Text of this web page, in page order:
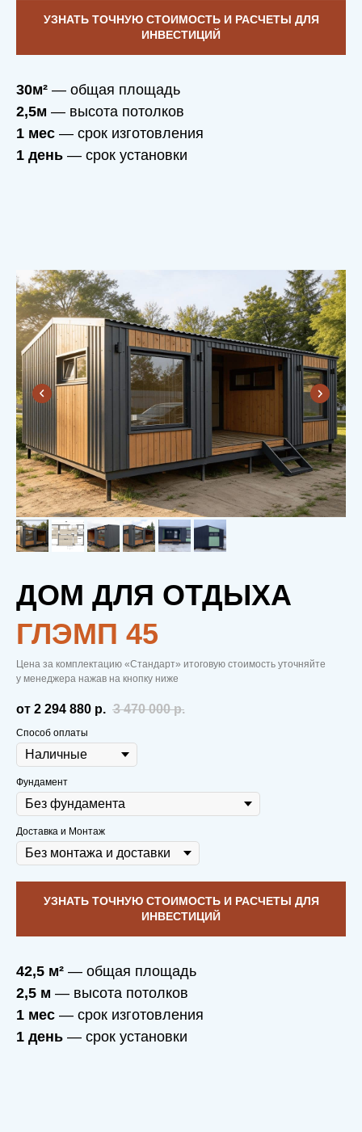
УЗНАТЬ ТОЧНУЮ СТОИМОСТЬ И РАСЧЕТЫ ДЛЯ
ИНВЕСТИЦИЙ
30м² — общая площадь
2,5м — высота потолков
1 мес — срок изготовления
1 день — срок установки
ДОМ ДЛЯ ОТДЫХА
ГЛЭМП 45
Цена за комплектацию «Стандарт» итоговую стоимость уточняйте
у менеджера нажав на кнопку ниже
от 2 294 880 р. 3 470 000 р.
Способ оплаты
Фундамент
Доставка и Монтаж
УЗНАТЬ ТОЧНУЮ СТОИМОСТЬ И РАСЧЕТЫ ДЛЯ
ИНВЕСТИЦИЙ
42,5 м² — общая площадь
2,5 м — высота потолков
1 мес — срок изготовления
1 день — срок установки